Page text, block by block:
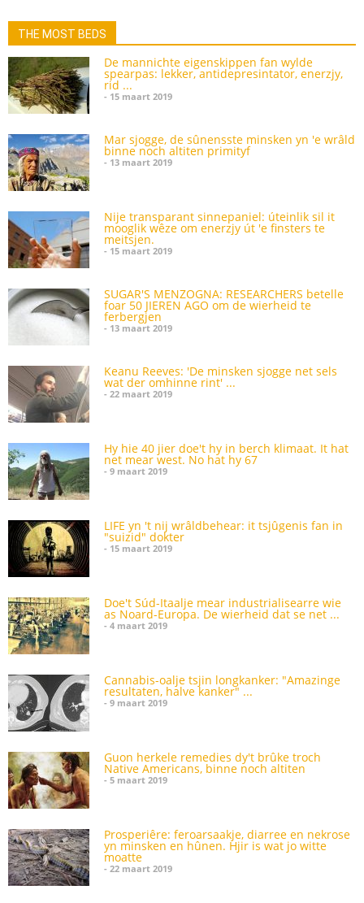
THE MOST BEDS
De mannichte eigenskippen fan wylde
spearpas: lekker, antidepresintator, enerzjy,
rid ...
- 15 maart 2019
Mar sjogge, de sûnensste minsken yn 'e wrâld
binne noch altiten primityf
- 13 maart 2019
Nije transparant sinnepaniel: úteinlik sil it
mooglik wêze om enerzjy út 'e finsters te
meitsjen.
- 15 maart 2019
SUGAR'S MENZOGNA: RESEARCHERS betelle
foar 50 JIEREN AGO om de wierheid te
ferbergjen
- 13 maart 2019
Keanu Reeves: 'De minsken sjogge net sels
wat der omhinne rint' ...
- 22 maart 2019
Hy hie 40 jier doe't hy in berch klimaat. It hat
net mear west. No hat hy 67
- 9 maart 2019
LIFE yn 't nij wrâldbehear: it tsjûgenis fan in
"suizid" dokter
- 15 maart 2019
Doe't Súd-Itaalje mear industrialisearre wie
as Noard-Europa. De wierheid dat se net ...
- 4 maart 2019
Cannabis-oalje tsjin longkanker: "Amazinge
resultaten, halve kanker" ...
- 9 maart 2019
Guon herkele remedies dy't brûke troch
Native Americans, binne noch altiten
- 5 maart 2019
Prosperiêre: feroarsaakje, diarree en nekrose
yn minsken en hûnen. Hjir is wat jo witte
moatte
- 22 maart 2019